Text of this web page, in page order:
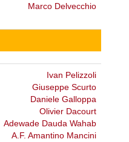
Marco Delvecchio
Ivan Pelizzoli
Giuseppe Scurto
Daniele Galloppa
Olivier Dacourt
Adewade Dauda Wahab
A.F. Amantino Mancini